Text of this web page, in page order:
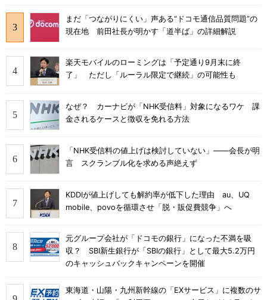
まだ「つながりにくい」声ある“ドコモ通信品質問題”の
現在地 前田社長が明かす「道半ば」の詳細解説
楽天モバイルのローミングは「予定通り9月末に終
了」 ただし「ルーラル限定で継続」の可能性も
なぜ？ カーナビが「NHK受信料」対象になるワケ 課
金されるケースと徴収を免れる方法
「NHK受信料の値上げは検討していない」――会長が明
言 スクランブル化を求める声絶えず
KDDIが値上げしても解約率が低下した理由 au、UQ
mobile、povoを循環させ「脱・販促費競争」へ
元グループ会社が「ドコモの銀行」になった不満を吸
収？ SBI新生銀行が「SBIの銀行」として最大5.2万円
のキャッシュバックキャンペーンを開催
東海道・山陽・九州新幹線の「EXサービス」に複数のサ